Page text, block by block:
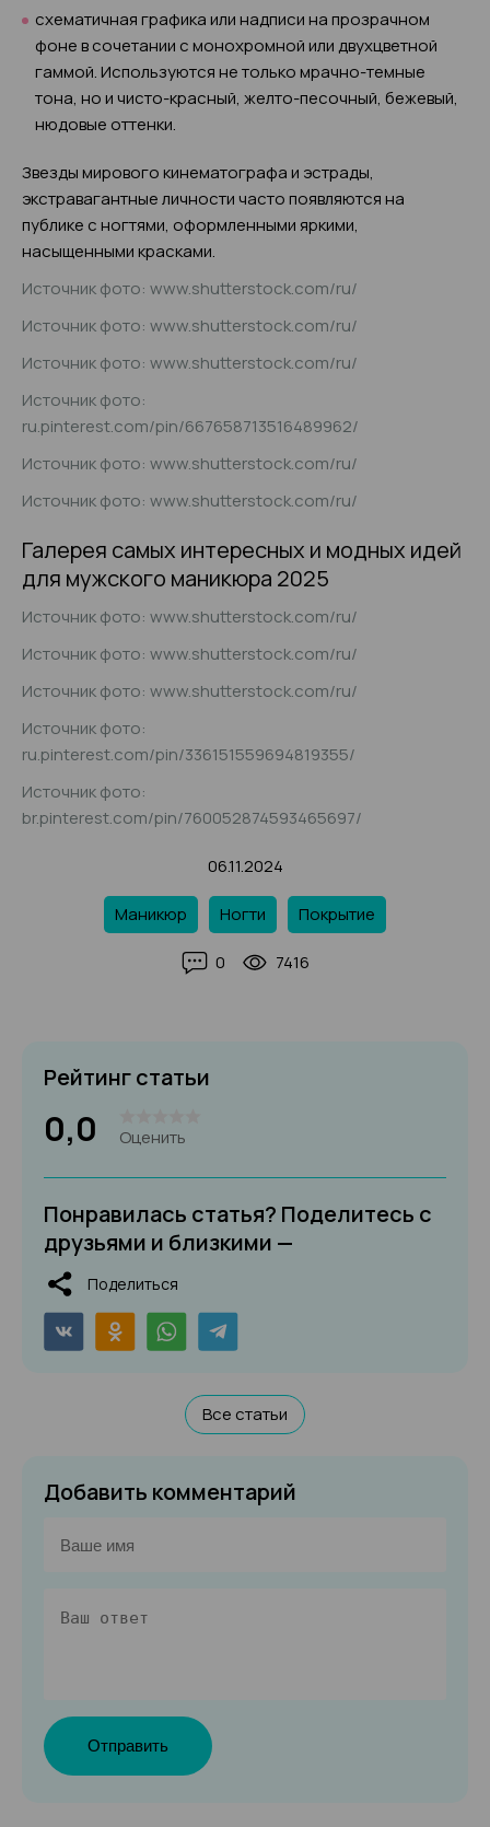
схематичная графика или надписи на прозрачном
фоне в сочетании с монохромной или двухцветной
гаммой. Используются не только мрачно-темные
тона, но и чисто-красный, желто-песочный, бежевый,
нюдовые оттенки.
Звезды мирового кинематографа и эстрады,
экстравагантные личности часто появляются на
публике с ногтями, оформленными яркими,
насыщенными красками.
Источник фото: www.shutterstock.com/ru/
Источник фото: www.shutterstock.com/ru/
Источник фото: www.shutterstock.com/ru/
Источник фото:
ru.pinterest.com/pin/667658713516489962/
Источник фото: www.shutterstock.com/ru/
Источник фото: www.shutterstock.com/ru/
Галерея самых интересных и модных идей
для мужского маникюра 2025
Источник фото: www.shutterstock.com/ru/
Источник фото: www.shutterstock.com/ru/
Источник фото: www.shutterstock.com/ru/
Источник фото:
ru.pinterest.com/pin/336151559694819355/
Источник фото:
br.pinterest.com/pin/760052874593465697/
06.11.2024
Маникюр Ногти Покрытие
0 7416
Рейтинг статьи
0,0 Оценить
Понравилась статья? Поделитесь с
друзьями и близкими —
Поделиться
Все статьи
Добавить комментарий
Отправить